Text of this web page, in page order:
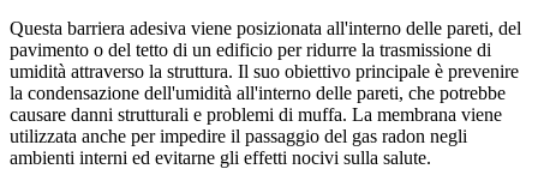
Questa barriera adesiva viene posizionata all'interno delle pareti, del
pavimento o del tetto di un edificio per ridurre la trasmissione di
umidità attraverso la struttura. Il suo obiettivo principale è prevenire
la condensazione dell'umidità all'interno delle pareti, che potrebbe
causare danni strutturali e problemi di muffa. La membrana viene
utilizzata anche per impedire il passaggio del gas radon negli
ambienti interni ed evitarne gli effetti nocivi sulla salute.